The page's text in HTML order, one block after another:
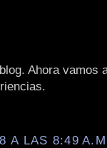
Ahora vamos
A LAS 8:49